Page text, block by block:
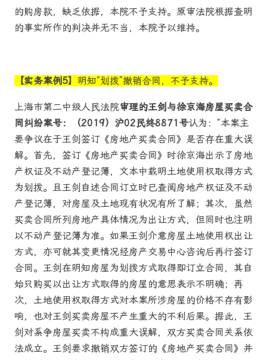
的购房款，缺乏依据，本院不予支持。原审法院根据查明
的事实所作的判决并无不当，本院予以维持。
【实务案例5】 明知“划拨”撤销合同，不予支持。
上海市第二中级人民法院审理的王剑与徐京海房屋买卖合
同纠纷案号：（2019）沪02民终8871号认为：“本案主
要争议在于王剑签订《房地产买卖合同》是否存在重大误
解。首先，签订《房地产买卖合同》时徐京海出示了房地
产权证及不动产登记簿，文本中载明土地使用权取得方式
为划拨。且王剑自述合同订立时已查阅房地产权证及不动
产登记簿，对房屋及土地现有状况有所了解；其次，虽然
买卖合同所列房地产具体情况为出让方式，但同时也注明
以不动产登记簿为准。如果王剑介意房屋土地使用权出让
方式，亦可就其变更情况经房产交易中心咨询后再行签订
合同。王剑在明知房屋为划拨方式取得即订立合同，其自
始只购买以出让方式取得的房屋的意思表示不明确；再
次，土地使用权取得方式对本案所涉房屋的价格不存有影
响，也对王剑买卖房屋不产生重大的不利后果。据此，王
剑对系争房屋买卖不构成重大误解，双方买卖合同关系依
法成立。王剑要求撤销双方签订的《房地产买卖合同》并